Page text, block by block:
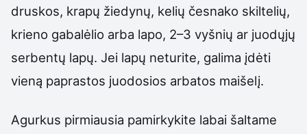
druskos, krapų žiedynų, kelių česnako skiltelių,
krieno gabalėlio arba lapo, 2–3 vyšnių ar juodųjų
serbentų lapų. Jei lapų neturite, galima įdėti
vieną paprastos juodosios arbatos maišelį.
Agurkus pirmiausia pamirkykite labai šaltame